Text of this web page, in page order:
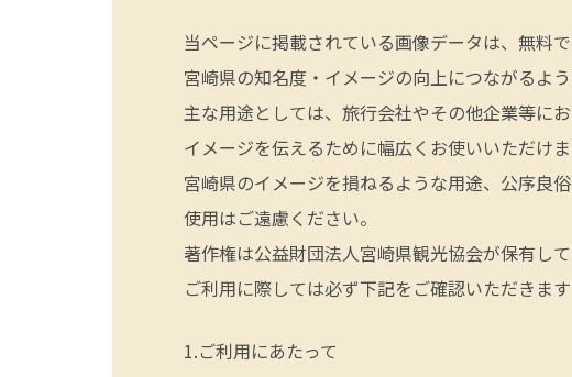
当ページに掲載されている画像データは、無料
宮崎県の知名度・イメージの向上につながるよ
主な用途としては、旅行会社やその他企業等に
イメージを伝えるために幅広くお使いいただけま
宮崎県のイメージを損ねるような用途、公序良
使用はご遠慮ください。
著作権は公益財団法人宮崎県観光協会が保有し
ご利用に際しては必ず下記をご確認いただきま
ご利用にあたって